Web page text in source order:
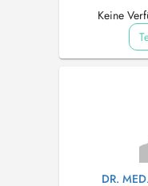
Keine
DR.